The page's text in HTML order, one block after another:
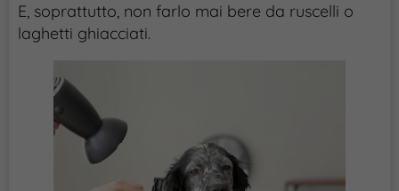
E, soprattutto, non farlo mai bere da ruscelli o
laghetti ghiacciati.